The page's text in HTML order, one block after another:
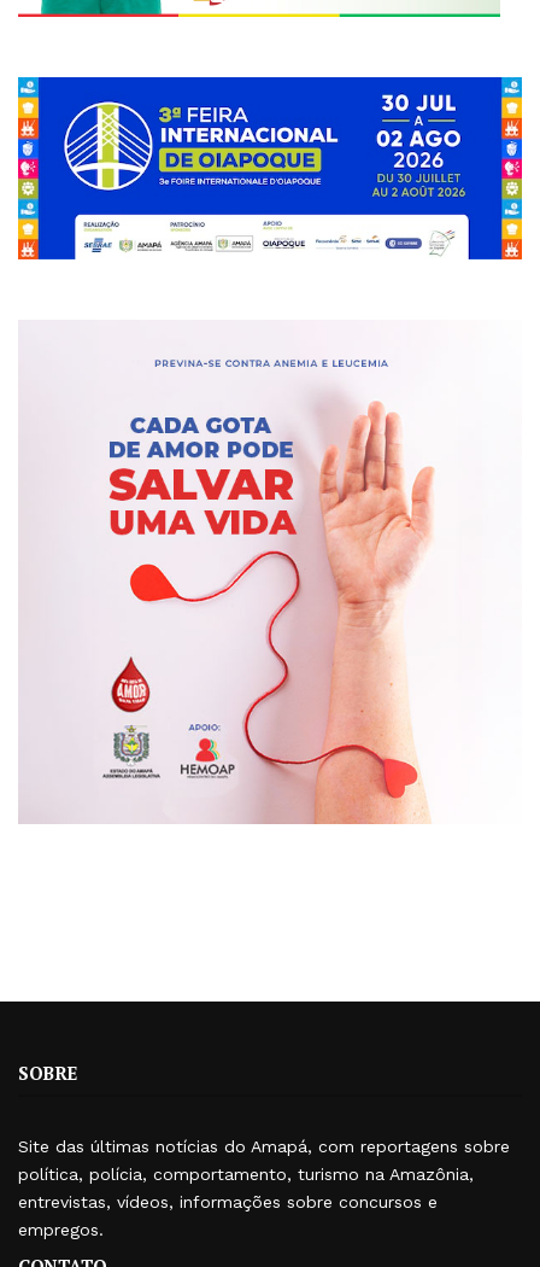
SOBRE
Site das últimas notícias do Amapá, com reportagens sobre
política, polícia, comportamento, turismo na Amazônia,
entrevistas, vídeos, informações sobre concursos e
empregos.